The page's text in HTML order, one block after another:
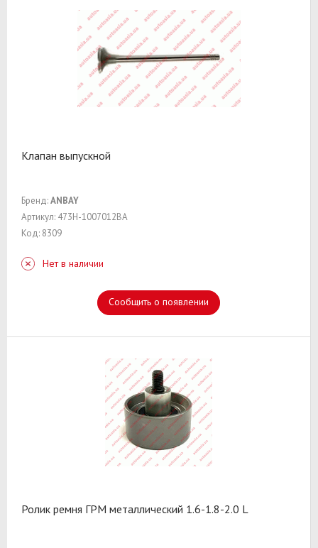
Клапан выпускной
Бренд:ANBAY
Артикул: 473H-1007012BA
Код: 8309
Нет в наличии
Сообщить о появлении
Ролик ремня ГРМ металлический 1.6-1.8-2.0 L